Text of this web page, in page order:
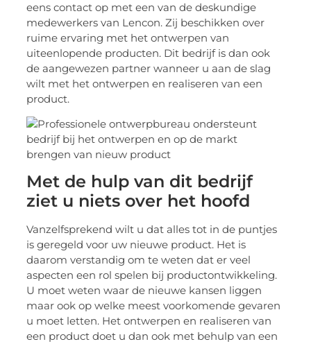
eens contact op met een van de deskundige
medewerkers van Lencon. Zij beschikken over
ruime ervaring met het ontwerpen van
uiteenlopende producten. Dit bedrijf is dan ook
de aangewezen partner wanneer u aan de slag
wilt met het ontwerpen en realiseren van een
product.
Met de hulp van dit bedrijf
ziet u niets over het hoofd
Vanzelfsprekend wilt u dat alles tot in de puntjes
is geregeld voor uw nieuwe product. Het is
daarom verstandig om te weten dat er veel
aspecten een rol spelen bij productontwikkeling.
U moet weten waar de nieuwe kansen liggen
maar ook op welke meest voorkomende gevaren
u moet letten. Het ontwerpen en realiseren van
een product doet u dan ook met behulp van een